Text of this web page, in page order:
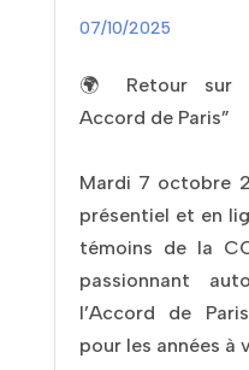
🌍 Retour sur
Accord de Paris”
Mardi 7 octobre
présentiel et en
témoins de la
passionnant
l’Accord de
pour les années à
07/10/2025